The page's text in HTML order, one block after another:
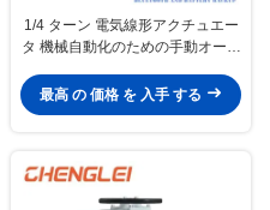
1/4 ターン 電気線形アクチュエー
タ 機械自動化のための手動オーバ
最高 の 価格 を 入手 する